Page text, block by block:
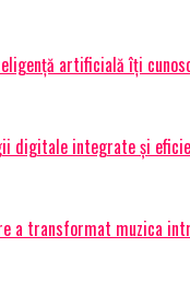
artificială îți
digitale integrate și
a transformat muzica